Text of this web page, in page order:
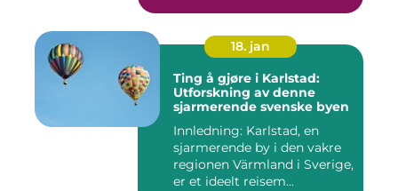
18. jan
Ting å gjøre i Karlstad:
Utforskning av denne
sjarmerende svenske byen
Innledning: Karlstad, en
sjarmerende by i den vakre
regionen Värmland i Sverige,
er et ideelt reisem...